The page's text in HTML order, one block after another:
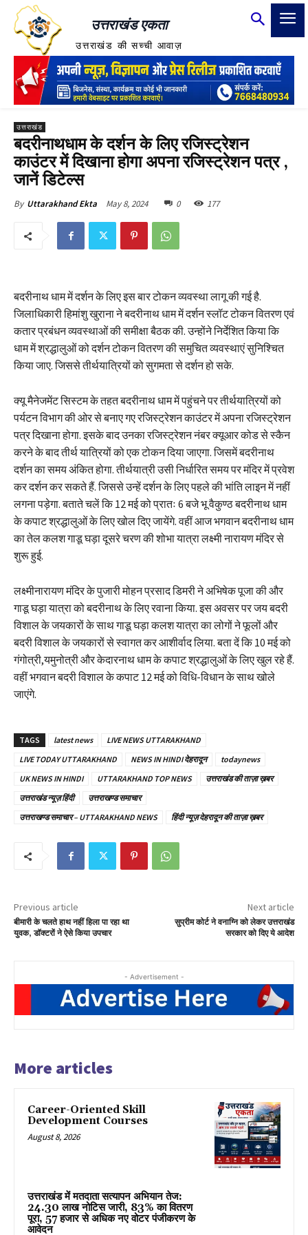
उत्तराखंड एकता
उत्तराखंड की सच्ची आवाज़
उत्तराखंड
बदरीनाथधाम के दर्शन के लिए रजिस्ट्रेशन
काउंटर में दिखाना होगा अपना रजिस्ट्रेशन पत्र ,
जानें डिटेल्स
By Uttarakhand Ekta May 8, 2024 0 177
बदरीनाथ धाम में दर्शन के लिए इस बार टोकन व्यवस्था लागू की गई है.
जिलाधिकारी हिमांशु खुराना ने बदरीनाथ धाम में दर्शन स्लॉट टोकन वितरण एवं
कतार प्रबंधन व्यवस्थाओं की समीक्षा बैठक की. उन्होंने निर्देशित किया कि
धाम में श्रद्धालुओं को दर्शन टोकन वितरण की समुचित व्यवस्थाएं सुनिश्चित
किया जाए. जिससे तीर्थयात्रियों को सुगमता से दर्शन हो सके.
क्यू मैनेजमेंट सिस्टम के तहत बदरीनाथ धाम में पहुंचने पर तीर्थयात्रियों को
पर्यटन विभाग की ओर से बनाए गए रजिस्ट्रेशन काउंटर में अपना रजिस्ट्रेशन
पत्र दिखाना होगा. इसके बाद उनका रजिस्ट्रेशन नंबर क्यूआर कोड से स्कैन
करने के बाद तीर्थ यात्रियों को एक टोकन दिया जाएगा. जिसमें बदरीनाथ
दर्शन का समय अंकित होगा. तीर्थयात्री उसी निर्धारित समय पर मंदिर में प्रवेश
कर दर्शन कर सकते हैं. जिससे उन्हें दर्शन के लिए पहले की भांति लाइन में नहीं
लगना पड़ेगा. बताते चलें कि 12 मई को प्रातः 6 बजे भू वैकुण्ठ बदरीनाथ धाम
के कपाट श्रद्धालुओं के लिए खोल दिए जायेंगे. वहीं आज भगवान बदरीनाथ धाम
का तेल कलश गाडू घड़ा दूसरे चरण की शोभा यात्रा लक्ष्मी नारायण मंदिर से
शुरू हुई.
लक्ष्मीनारायण मंदिर के पुजारी मोहन प्रसाद डिमरी ने अभिषेक पूजा की और
गाडू घड़ा यात्रा को बदरीनाथ के लिए रवाना किया. इस अवसर पर जय बदरी
विशाल के जयकारों के साथ गाडू घड़ा कलश यात्रा का लोगों ने फूलों और
बदरी विशाल के जयकारों से स्वागत कर आशीर्वाद लिया. बता दें कि 10 मई को
गंगोत्री,यमुनोत्री और केदारनाथ धाम के कपाट श्रद्धालुओं के लिए खुल रहे हैं.
वहीं भगवान बदरी विशाल के कपाट 12 मई को विधि-विधान के साथ खोले
जाएंगे.
TAGS latest news
LIVE NEWS UTTARAKHAND
LIVE TODAY UTTARAKHAND
NEWS IN HINDI देहरादून
todaynews
UK NEWS IN HINDI
UTTARAKHAND TOP NEWS
उत्तराखंड की ताज़ा ख़बर
उत्तराखंड न्यूज़ हिंदी
उत्तराखण्ड समाचार
उत्तराखण्ड समाचार – UTTARAKHAND NEWS
हिंदी न्यूज़ देहरादून की ताज़ा ख़बर
Previous article
बीमारी के चलते हाथ नहीं हिला पा रहा था
युवक, डॉक्टरों ने ऐसे किया उपचार
Next article
सुप्रीम कोर्ट ने वनाग्नि को लेकर उत्तराखंड
सरकार को दिए ये आदेश
- Advertisement -
More articles
Career-Oriented Skill
Development Courses
August 8, 2026
उत्तराखंड में मतदाता सत्यापन अभियान तेज:
24.30 लाख नोटिस जारी, 83% का वितरण
पूरा, 57 हजार से अधिक नए वोटर पंजीकरण के
आवेदन